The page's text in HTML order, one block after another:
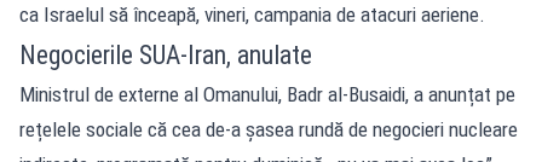
ca Israelul să înceapă, vineri, campania de atacuri aeriene.
Negocierile SUA-Iran, anulate
Ministrul de externe al Omanului, Badr al-Busaidi, a anunțat pe
rețelele sociale că cea de-a șasea rundă de negocieri nucleare